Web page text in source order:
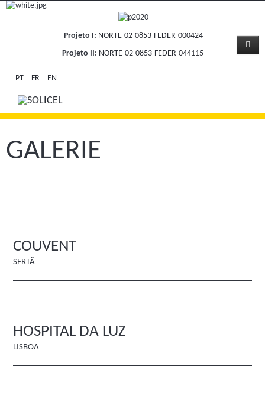
Projeto I: NORTE-02-0853-FEDER-000424
Projeto II: NORTE-02-0853-FEDER-044115
PT FR EN
GALERIE
COUVENT
SERTÃ
HOSPITAL DA LUZ
LISBOA